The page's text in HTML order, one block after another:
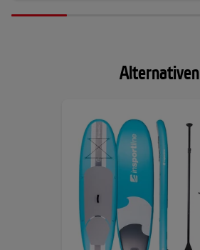
Alternativen